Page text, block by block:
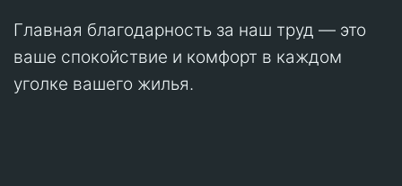
Главная благодарность за наш труд — это
ваше спокойствие и комфорт в каждом
уголке вашего жилья.